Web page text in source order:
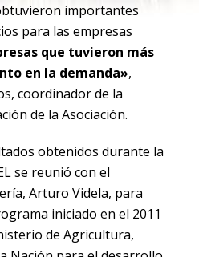
importantes
para las empresas
que tuvieron más
en la demanda»,
coordinador de la
de la Asociación.
obtenidos durante la
se reunió con el
Arturo Videla, para
iniciado en el 2011
de Agricultura,